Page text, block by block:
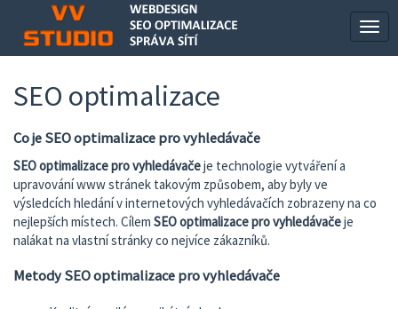
SEO optimalizace
Co je SEO optimalizace pro vyhledávače
SEO optimalizace pro vyhledávačeje technologie vytváření a
upravování www stránek takovým způsobem, aby byly ve
výsledcích hledání v internetových vyhledávačích zobrazeny na co
nejlepších místech. Cílem SEO optimalizace pro vyhledávačeje
nalákat na vlastní stránky co nejvíce zákazníků.
Metody SEO optimalizace pro vyhledávače